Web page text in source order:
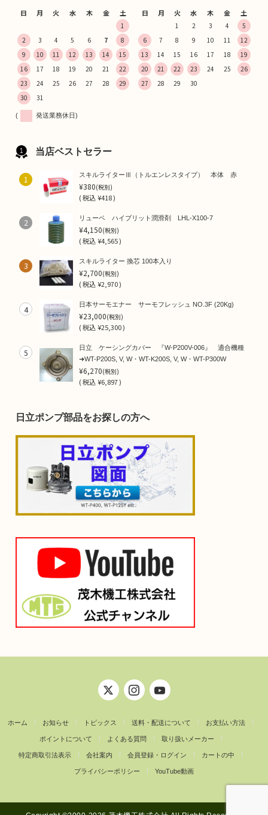
日 月 火 水 木 金 土
1
2
3 4 5 6 7
8
9
10 11 12 13 14
15
16
17 18 19 20 21
22
23
24 25 26 27 28
29
30
31
日 月 火 水 木 金 土
1 2 3 4
5
6
7 8 9 10 11
12
13
14 15 16 17 18
19
20
21 22 23 24 25
26
27
28 29 30
( 発送業務休日)
当店ベストセラー
1 スキルライターⅢ（トルエンレスタイプ） 本体 赤
¥380(税別)
(税込¥418 )
2 リューベ ハイブリット潤滑剤 LHL-X100-7
¥4,150(税別)
(税込¥4,565 )
3 スキルライター 換芯 100本入り
¥2,700(税別)
(税込¥2,970 )
4 日本サーモエナー サーモフレッシュ NO.3F (20Kg)
¥23,000(税別)
(税込¥25,300 )
5
日立 ケーシングカバー 『W-P200V-006』 適合機種
➜WT-P200S, V, W・WT-K200S, V, W・WT-P300W
¥6,270(税別)
(税込¥6,897 )
日立ポンプ部品をお探しの方へ
ホーム お知らせ トピックス 送料・配送について お支払い方法
ポイントについて よくある質問 取り扱いメーカー
特定商取引法表示 会社案内 会員登録・ログイン カートの中
プライバシーポリシー YouTube動画